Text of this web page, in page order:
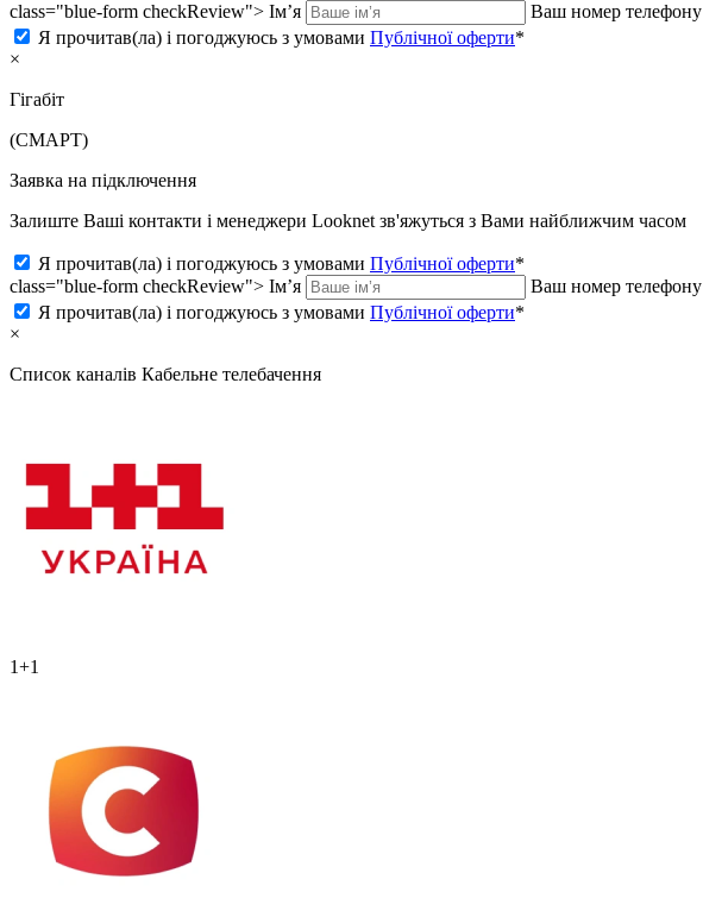
class="blue-form checkReview"> Ім’я Ваш номер телефону
Я прочитав(ла) і погоджуюсь з умовами Публічної оферти*
×
Гігабіт
(СМАРТ)
Заявка на підключення
Залиште Ваші контакти і менеджери Looknet зв'яжуться з Вами найближчим часом
Я прочитав(ла) і погоджуюсь з умовами Публічної оферти*
class="blue-form checkReview"> Ім’я Ваш номер телефону
Я прочитав(ла) і погоджуюсь з умовами Публічної оферти*
×
Список каналів Кабельне телебачення
1+1